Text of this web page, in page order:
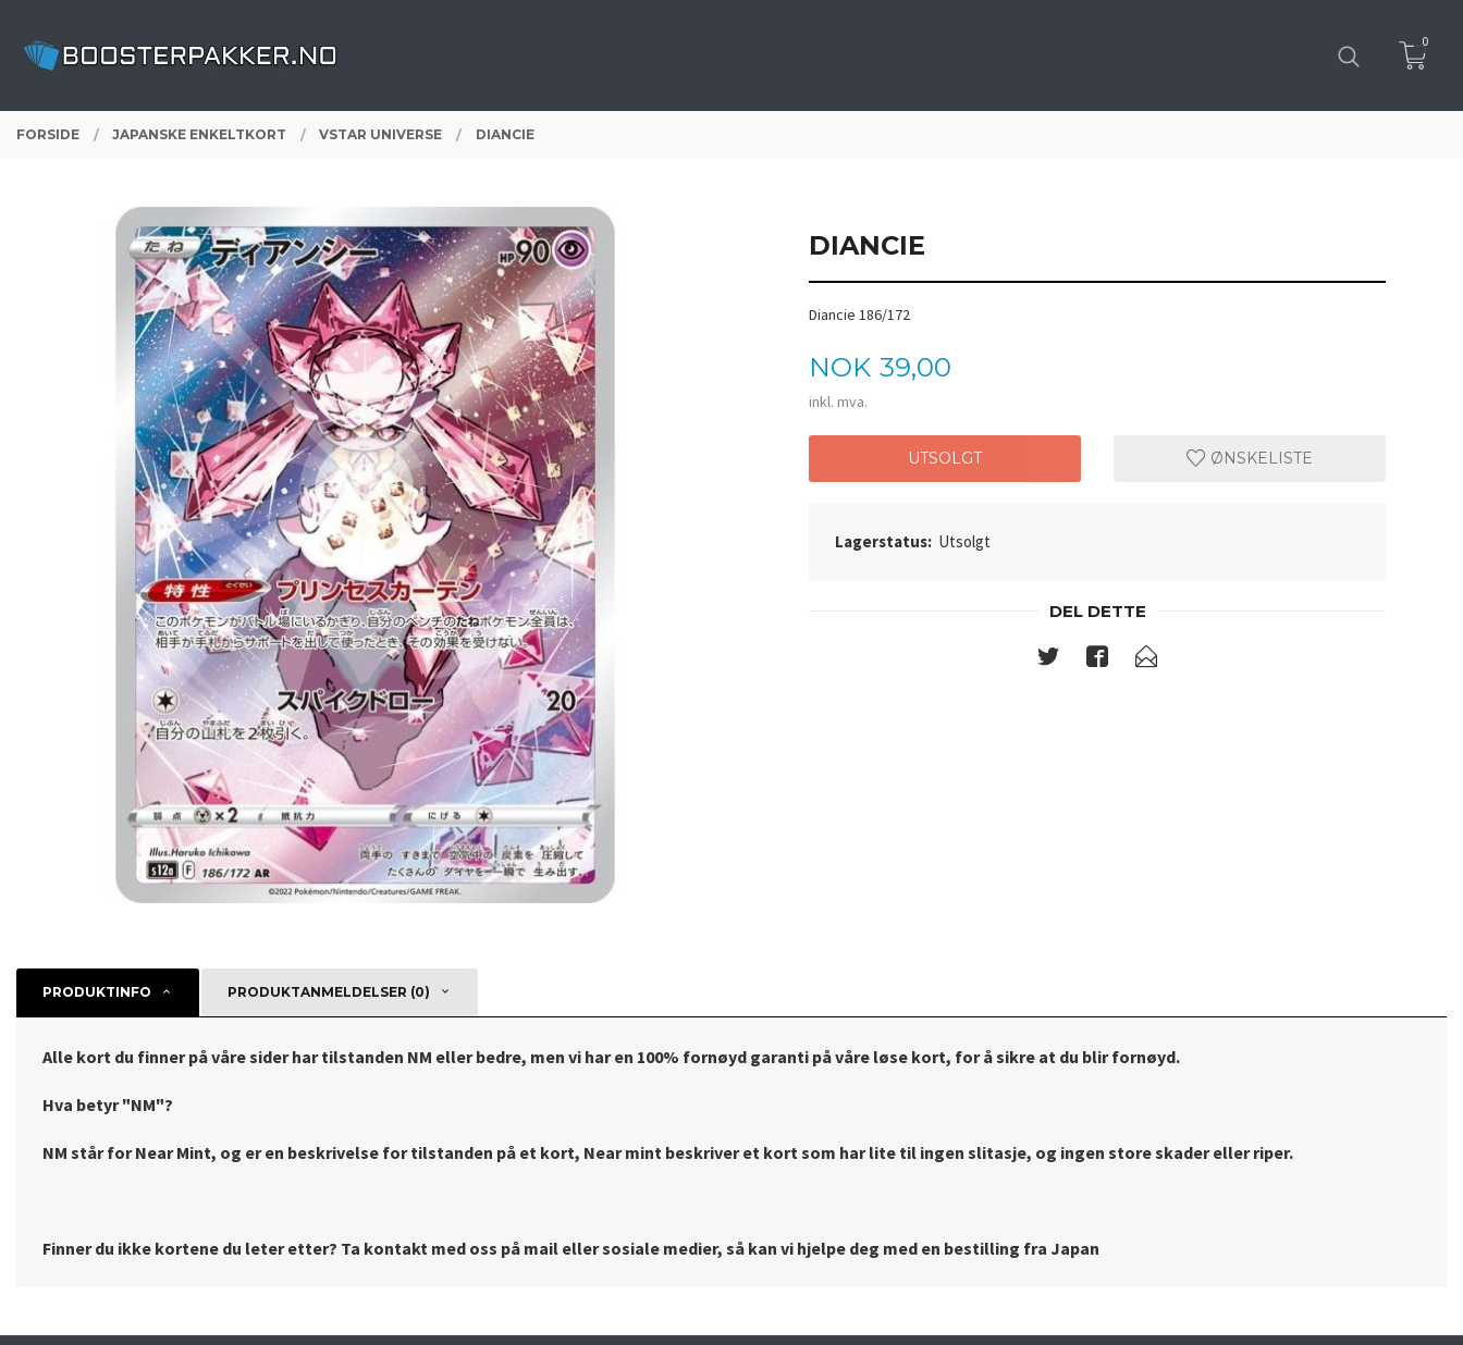
innholdet
0
FORSIDE JAPANSKE ENKELTKORT VSTAR UNIVERSE DIANCIE
DIANCIE
Diancie 186/172
Pris
NOK 39,00
inkl. mva.
UTSOLGT ØNSKELISTE
Lagerstatus: Utsolgt
DEL DETTE
PRODUKTINFO PRODUKTANMELDELSER (0)
Alle kort du finner på våre sider har tilstanden NM eller bedre, men vi har en 100% fornøyd garanti på våre løse kort, for å sikre at du blir fornøyd.
Hva betyr "NM"?
NM står for Near Mint, og er en beskrivelse for tilstanden på et kort, Near mint beskriver et kort som har lite til ingen slitasje, og ingen store skader eller riper.
Finner du ikke kortene du leter etter? Ta kontakt med oss på mail eller sosiale medier, så kan vi hjelpe deg med en bestilling fra Japan